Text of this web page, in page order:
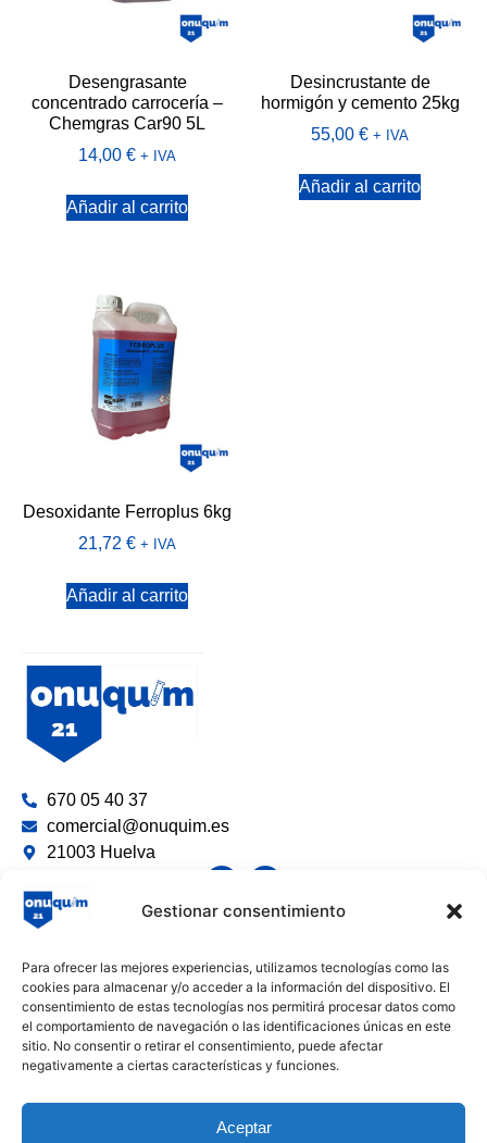
Gestionar consentimiento
Para ofrecer las mejores experiencias, utilizamos tecnologías como las
cookies para almacenar y/o acceder a la información del dispositivo. El
consentimiento de estas tecnologías nos permitirá procesar datos como
el comportamiento de navegación o las identificaciones únicas en este
sitio. No consentir o retirar el consentimiento, puede afectar
negativamente a ciertas características y funciones.
Aceptar
Desengrasante
concentrado carrocería –
Chemgras Car90 5L
14,00 € + IVA
Añadir al carrito
Desincrustante de
hormigón y cemento 25kg
55,00 € + IVA
Añadir al carrito
Desoxidante Ferroplus 6kg
21,72 € + IVA
Añadir al carrito
670 05 40 37
comercial@onuquim.es
21003 Huelva
Productos Químicos e Industriales
Envases y Desechables
Textiles y Celulosa